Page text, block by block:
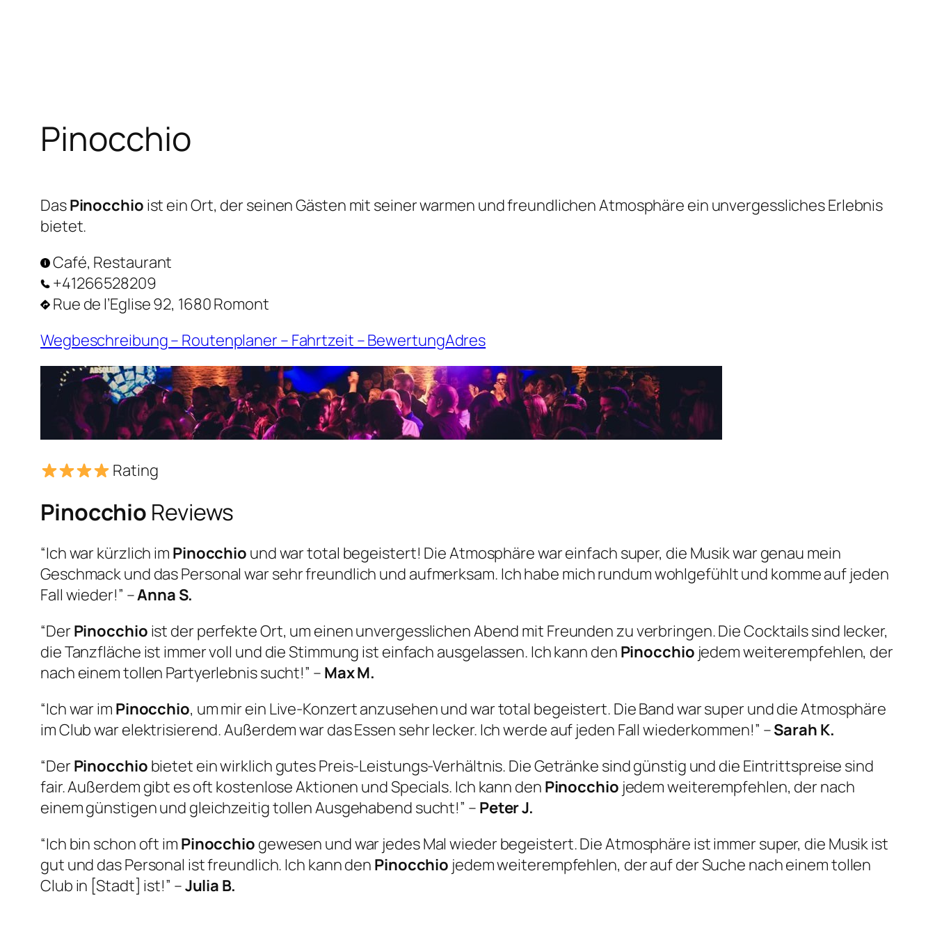
Pinocchio
DasPinocchio ist ein Ort, der seinen Gästen mit seiner warmen und freundlichen Atmosphäre ein unvergessliches Erlebnis
bietet.
Café, Restaurant
+41266528209
Rue de l’Eglise 92, 1680 Romont
Wegbeschreibung – Routenplaner – Fahrtzeit – BewertungAdres
Rating
Pinocchio Reviews
“Ich war kürzlich im Pinocchio und war total begeistert! Die Atmosphäre war einfach super, die Musik war genau mein
Geschmack und das Personal war sehr freundlich und aufmerksam. Ich habe mich rundum wohlgefühlt und komme auf jeden
Fall wieder!” –Anna S.
“Der Pinocchio ist der perfekte Ort, um einen unvergesslichen Abend mit Freunden zu verbringen. Die Cocktails sind lecker,
die Tanzfläche ist immer voll und die Stimmung ist einfach ausgelassen. Ich kann den Pinocchio jedem weiterempfehlen, der
nach einem tollen Partyerlebnis sucht!” – Max M.
“Ich war im Pinocchio, um mir ein Live-Konzert anzusehen und war total begeistert. Die Band war super und die Atmosphäre
im Club war elektrisierend. Außerdem war das Essen sehr lecker. Ich werde auf jeden Fall wiederkommen!” –Sarah K.
“Der Pinocchio bietet ein wirklich gutes Preis-Leistungs-Verhältnis. Die Getränke sind günstig und die Eintrittspreise sind
fair. Außerdem gibt es oft kostenlose Aktionen und Specials. Ich kann den Pinocchio jedem weiterempfehlen, der nach
einem günstigen und gleichzeitig tollen Ausgehabend sucht!” – Peter J.
“Ich bin schon oft im Pinocchio gewesen und war jedes Mal wieder begeistert. Die Atmosphäre ist immer super, die Musik ist
gut und das Personal ist freundlich. Ich kann den Pinocchio jedem weiterempfehlen, der auf der Suche nach einem tollen
Club in [Stadt] ist!” –Julia B.